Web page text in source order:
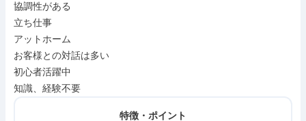
協調性がある
立ち仕事
アットホーム
お客様との対話は多い
初心者活躍中
知識、経験不要
特徴・ポイント